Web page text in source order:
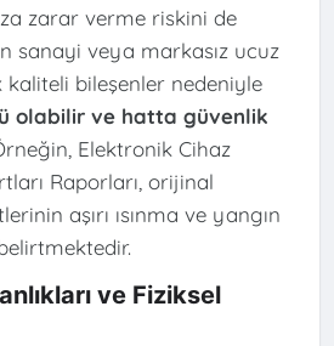
zarar verme riskini de
sanayi veya markasız ucuz
kaliteli bileşenler nedeniyle
olabilir ve hatta güvenlik
Elektronik Cihaz
Raporları, orijinal
aşırı ısınma ve yangın
ve Fiziksel